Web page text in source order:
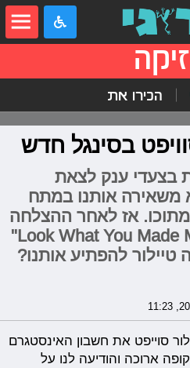
הכירו את
בסינגל חדש
בצעדי ענק לצאת
אותנו במתח
אז לאחר ההצלחה
המטאורית עם "Look What You Made Me Do"
להפתיע אותנו?
סוייפט את חשבון האינסטגרם
ארוכה והודיעה לנו על